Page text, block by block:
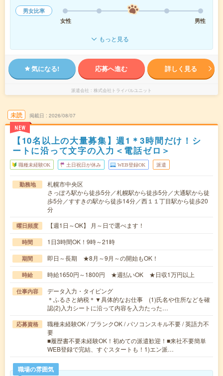
男女比率
女性
男性
もっと見る
気になる! 応募へ進む 詳しく見る
派遣会社 株式会社トライバルユニット
未読
NEW
掲載日 2026/08/07
【10名以上の大量募集】週1＊3時間だけ！シ
ートに沿って文字の入力＜電話ゼロ＞
職種未経験OK 土日祝日が休み WEB登録OK 派遣
勤務地
札幌市中央区
さっぽろ駅から徒歩5分／札幌駅から徒歩5分／大通駅から徒
歩5分／すすきの駅から徒歩14分／西１１丁目駅から徒歩20
分
曜日頻度 【週1日～OK】 月～日で選べます！
時間 1日3時間OK！9時～21時
期間 即日～長期 ★8月～9月～の開始もOK！
時給 時給1650円～1800円 ★週払いOK ★日収1万円以上
仕事内容
データ入力・タイピング
＊ふるさと納税＊▼具体的なお仕事 (1)氏名や住所などを確
認(2)入力シートに沿って内容を入力たった…
応募資格
職種未経験OK / ブランクOK / パソコンスキル不要 / 英語力不
要
■履歴書不要未経験OK！初めての派遣歓迎！■来社不要簡単
WEB登録で完結、すぐスタートも！1)エン派…
職場の雰囲気